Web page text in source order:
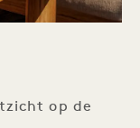
op de